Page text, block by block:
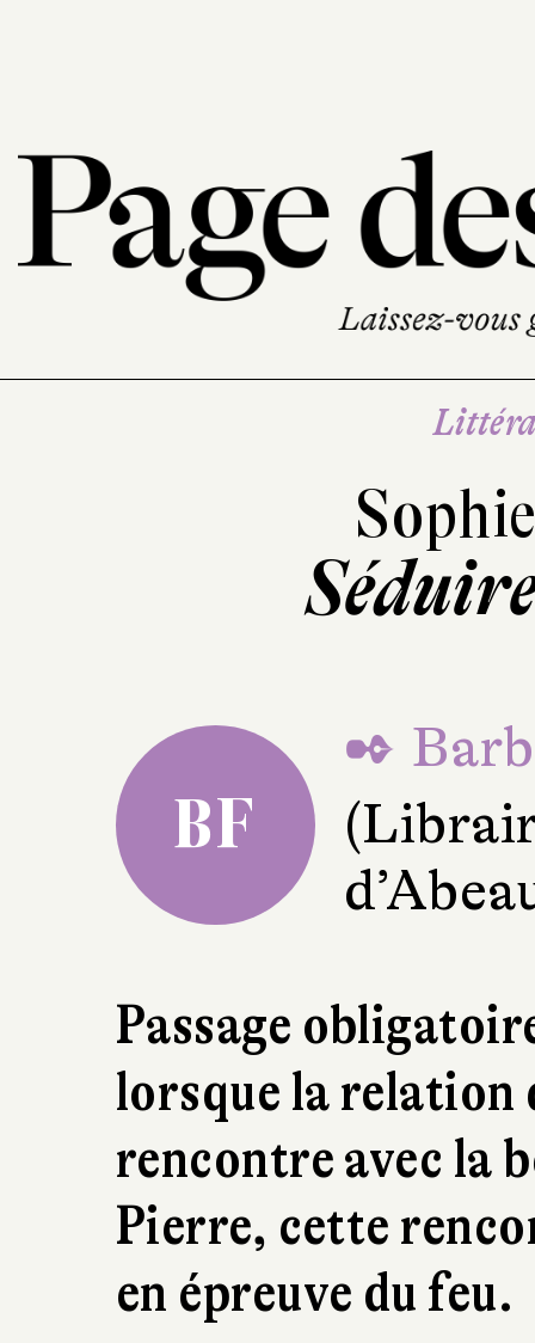
BF
✒
Passage
lorsque la relation
rencontre avec la
Pierre, cette
en épreuve du feu.